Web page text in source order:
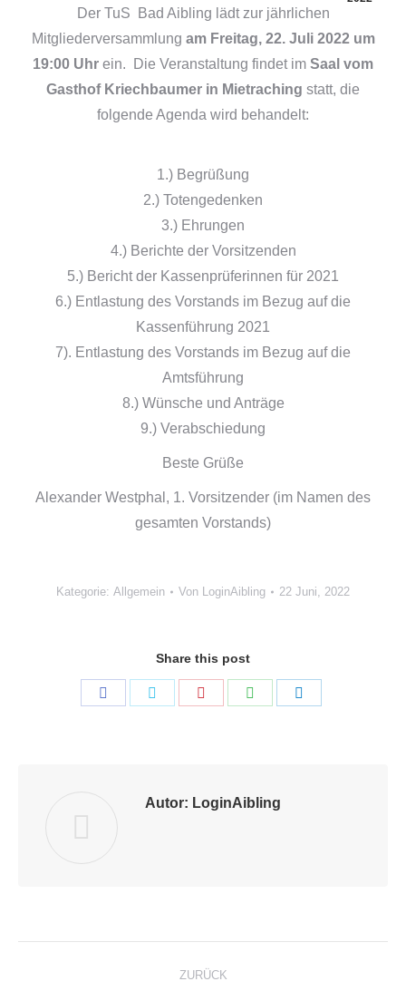
Der TuS Bad Aibling lädt zur jährlichen
Mitgliederversammlung am Freitag, 22. Juli 2022 um
19:00 Uhr ein. Die Veranstaltung findet im Saal vom
Gasthof Kriechbaumer in Mietraching statt, die
folgende Agenda wird behandelt:
1.) Begrüßung
2.) Totengedenken
3.) Ehrungen
4.) Berichte der Vorsitzenden
5.) Bericht der Kassenprüferinnen für 2021
6.) Entlastung des Vorstands im Bezug auf die
Kassenführung 2021
7). Entlastung des Vorstands im Bezug auf die
Amtsführung
8.) Wünsche und Anträge
9.) Verabschiedung
Beste Grüße
Alexander Westphal, 1. Vorsitzender (im Namen des
gesamten Vorstands)
Kategorie: Allgemein Von LoginAibling 22 Juni, 2022
Share this post
Autor: LoginAibling
ZURÜCK